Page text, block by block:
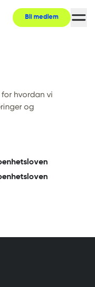
Bli medlem
hvordan vi
og